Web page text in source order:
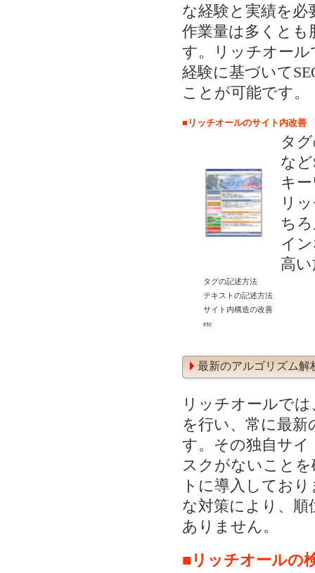
な経験と実績を必
作業量は多くとも
す。リッチオール
経験に基づいて
ことが可能です。
■リッチオールのサイト内改善
タ
な
キ
リ
ち
イ
高
タグの記述方法
テキストの記述方法
サイト内構造の改善
etc
最新のアルゴリズム解
リッチオールで
を行い、常に最
す。その独自サイ
スクがないこと
トに導入してお
な対策により、
ありません。
■リッチオールの